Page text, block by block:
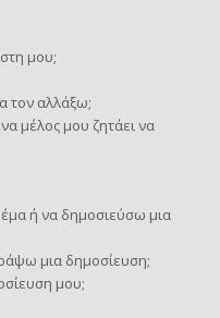
μου;
τον αλλάξω;
μέλος μου ζητάει να
ή να δημοσιεύσω μια
μια δημοσίευση;
μου;